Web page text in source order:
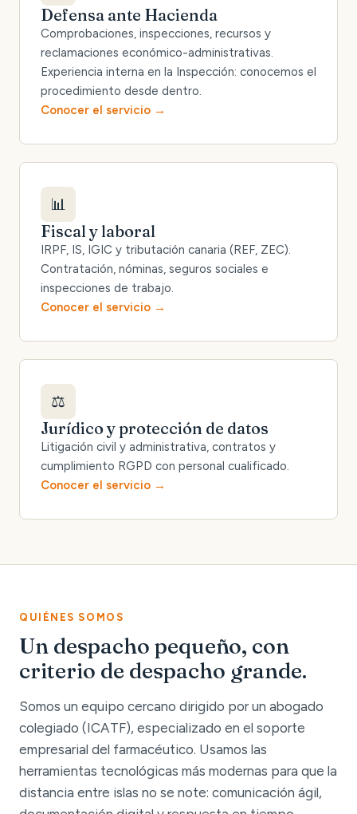
Defensa ante Hacienda
Comprobaciones, inspecciones, recursos y
reclamaciones económico-administrativas.
Experiencia interna en la Inspección: conocemos el
procedimiento desde dentro.
Conocer el servicio
📊
Fiscal y laboral
IRPF, IS, IGIC y tributación canaria (REF, ZEC).
Contratación, nóminas, seguros sociales e
inspecciones de trabajo.
Conocer el servicio
⚖️
Jurídico y protección de datos
Litigación civil y administrativa, contratos y
cumplimiento RGPD con personal cualificado.
Conocer el servicio
QUIÉNES SOMOS
Un despacho pequeño, con
criterio de despacho grande.
Somos un equipo cercano dirigido por un abogado
colegiado (ICATF), especializado en el soporte
empresarial del farmacéutico. Usamos las
herramientas tecnológicas más modernas para que la
distancia entre islas no se note: comunicación ágil,